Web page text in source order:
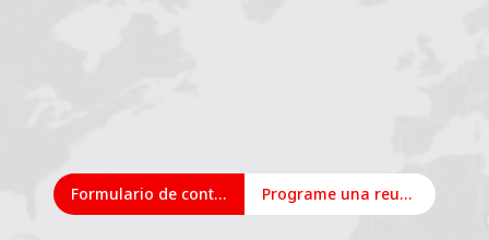
Formulario de contacto Programe una reunión en línea